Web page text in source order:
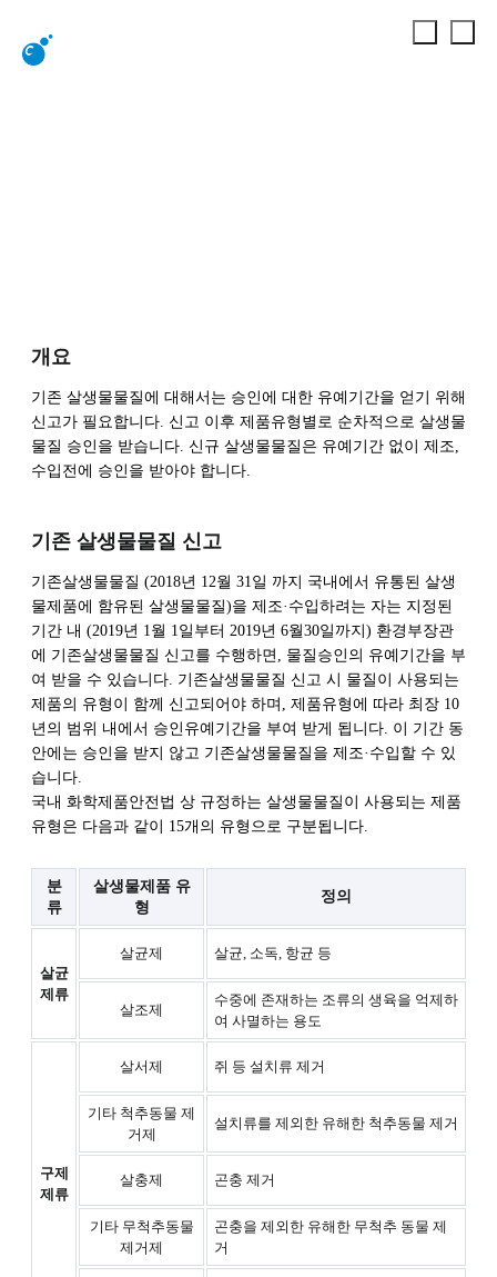
개요
기존 살생물물질에 대해서는 승인에 대한 유예기간을 얻기 위해
신고가 필요합니다. 신고 이후 제품유형별로 순차적으로 살생물
물질 승인을 받습니다. 신규 살생물물질은 유예기간 없이 제조,
수입전에 승인을 받아야 합니다.
기존 살생물물질 신고
기존살생물물질 (2018년 12월 31일 까지 국내에서 유통된 살생
물제품에 함유된 살생물물질)을 제조·수입하려는 자는 지정된
기간 내 (2019년 1월 1일부터 2019년 6월30일까지) 환경부장관
에 기존살생물물질 신고를 수행하면, 물질승인의 유예기간을 부
여 받을 수 있습니다. 기존살생물물질 신고 시 물질이 사용되는
제품의 유형이 함께 신고되어야 하며, 제품유형에 따라 최장 10
년의 범위 내에서 승인유예기간을 부여 받게 됩니다. 이 기간 동
안에는 승인을 받지 않고 기존살생물물질을 제조·수입할 수 있
습니다.
국내 화학제품안전법 상 규정하는 살생물물질이 사용되는 제품
유형은 다음과 같이 15개의 유형으로 구분됩니다.
분
류
살생물제품 유
형
정의
살균
제류
살균제 살균, 소독, 항균 등
살조제
수중에 존재하는 조류의 생육을 억제하
여 사멸하는 용도
구제
제류
살서제 쥐 등 설치류 제거
기타 척추동물 제
거제
설치류를 제외한 유해한 척추동물 제거
살충제 곤충 제거
기타 무척추동물
제거제
곤충을 제외한 유해한 무척추 동물 제
거